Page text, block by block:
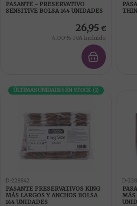
PASANTE - PRESERVATIVO
SENSITIVE BOLSA 144 UNIDADES
26,95 €
4.00% IVA incluido
ÚLTIMAS UNIDADES EN STOCK (1)
D-228842
PASANTE PRESERVATIVOS KING
MÁS LARGOS Y ANCHOS BOLSA
144 UNIDADES
D-
MÁS